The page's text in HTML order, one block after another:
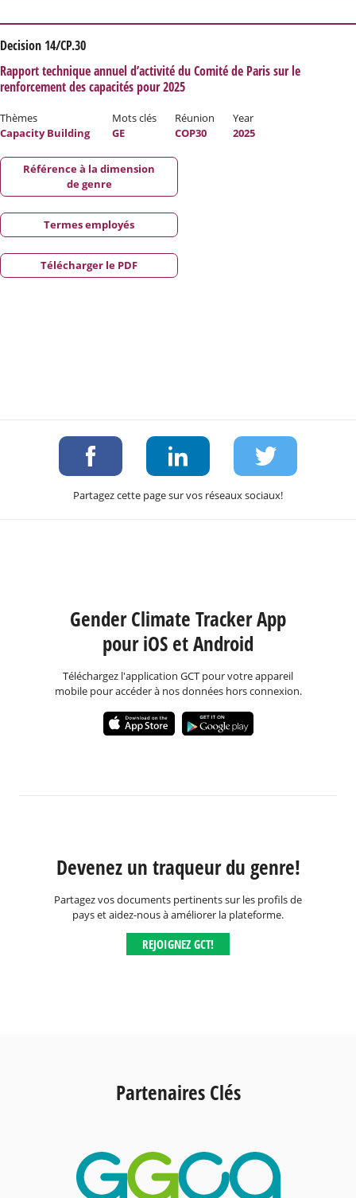
Decision 14/CP.30
Rapport technique annuel d’activité du Comité de Paris sur le
renforcement des capacités pour 2025
Thèmes
Capacity Building
Mots clés
GE
Réunion
COP30
Year
2025
Référence à la dimension
de genre
Termes employés
Télécharger le PDF
Partagez cette page sur vos réseaux sociaux!
Gender Climate Tracker App
pour iOS et Android
Téléchargez l'application GCT pour votre appareil
mobile pour accéder à nos données hors connexion.
Devenez un traqueur du genre!
Partagez vos documents pertinents sur les profils de
pays et aidez-nous à améliorer la plateforme.
REJOIGNEZ GCT!
Partenaires Clés